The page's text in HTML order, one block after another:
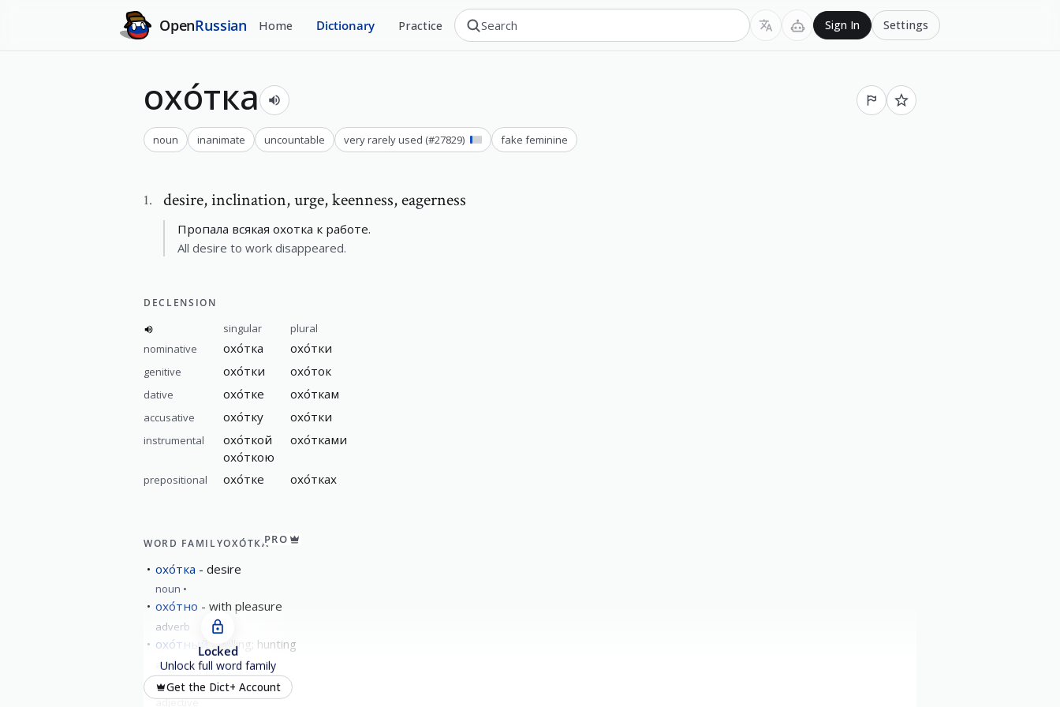
OpenRussian Home Dictionary Practice Sign In Settings
охо́тка
noun inanimate uncountable very rarely used (#27829) fake feminine
1. desire,inclination, urge, keenness, eagerness
Пропала всякая охотка к работе.
All desire to work disappeared.
DECLENSION
singular
plural
nominative
охо́тка охо́тки
genitive охо́тки охо́ток
dative охо́тке охо́ткам
accusative охо́тку охо́тки
instrumental
охо́ткой
охо́ткою
охо́тками
prepositional охо́тке охо́тках
WORD FAMILYОХО́ТКАPRO
охо́тка desire
noun
охо́тно with pleasure
adverb
охо́тный willing; hunting
adjective
охо́тский Okhotsk
adjective
Locked
Unlock full word family
Get the Dict+ Account